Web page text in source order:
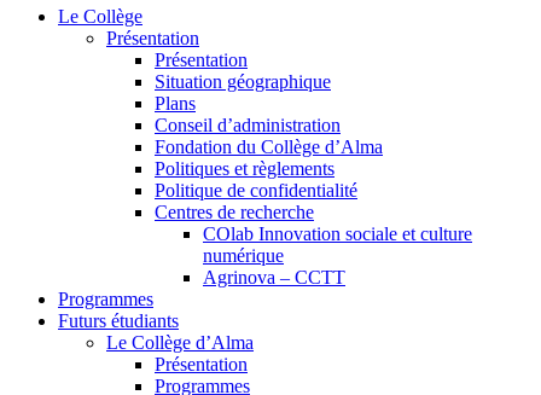
Le Collège
Présentation
Présentation
Situation géographique
Plans
Conseil d’administration
Fondation du Collège d’Alma
Politiques et règlements
Politique de confidentialité
Centres de recherche
COlab Innovation sociale et culture
numérique
Agrinova – CCTT
Programmes
Futurs étudiants
Le Collège d’Alma
Présentation
Programmes